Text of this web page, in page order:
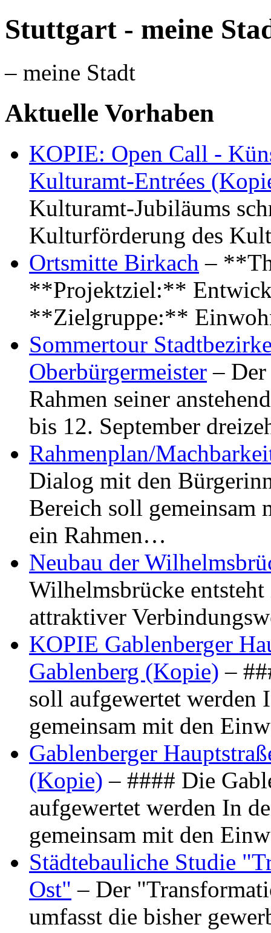
Stuttgart - meine
– meine Stadt
Aktuelle Vorhaben
KOPIE: Open Call -
Kulturamt-Entrées
Kulturamt-Jubiläums
Kulturförderung des
Ortsmitte Birkach –
**Projektziel:**
**Zielgruppe:**
Sommertour
Oberbürgermeister –
Rahmen seiner
bis 12. September
Rahmenplan/
Dialog mit den
Bereich soll gemeinsam
ein Rahmen…
Neubau der
Wilhelmsbrücke
attraktiver
KOPIE Gablenberger
Gablenberg (Kopie) –
soll aufgewertet werden
gemeinsam mit den
Gablenberger
(Kopie) – #### Die
aufgewertet werden In
gemeinsam mit den
Städtebauliche Studie
Ost" – Der
umfasst die bisher